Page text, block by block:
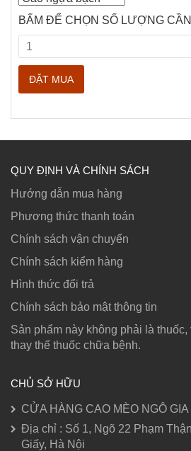
BẤM ĐỂ CHỌN SỐ LƯỢNG
QUY ĐỊNH VÀ CHÍNH SÁCH
Hướng dẫn mua hàng
Phương thức thanh toán
Chính sách vận chuyển
Chính sách kiểm hàng
Hình thức đổi trả
Chính sách bảo mật thông tin
Sản phẩm này không phải là
thay thế thuốc chữa bệnh.
CHỦ SỞ HỮU
CỬA HÀNG CAO MÈO NGÔ GIA
Địa chỉ : Số 1, Ngõ 22 Phạm
Giấy, Hà Nội